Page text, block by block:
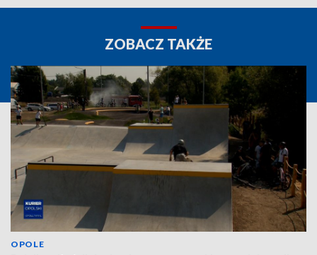
ZOBACZ TAKŻE
OPOLE